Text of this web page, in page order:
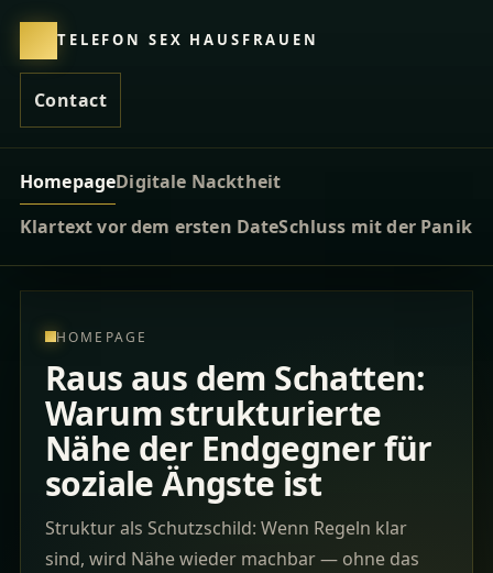
TELEFON SEX HAUSFRAUEN
Contact
HomepageDigitale Nacktheit
Klartext vor dem ersten DateSchluss mit der Panik
HOMEPAGE
Raus aus dem Schatten:
Warum strukturierte
Nähe der Endgegner für
soziale Ängste ist
Struktur als Schutzschild: Wenn Regeln klar
sind, wird Nähe wieder machbar — ohne das